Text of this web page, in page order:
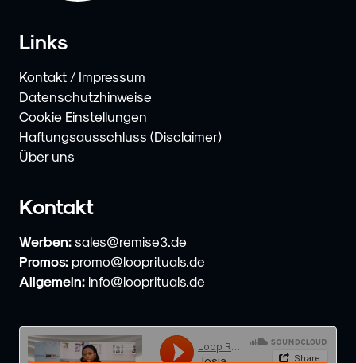
Links
Kontakt / Impressum
Datenschutzhinweise
Cookie Einstellungen
Haftungsausschluss (Disclaimer)
Über uns
Kontakt
Werben: sales@remise3.de
Promos: promo@looprituals.de
Allgemein: info@looprituals.de